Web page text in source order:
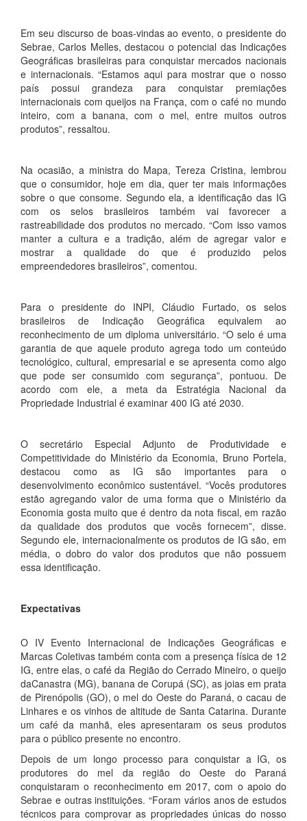
Em seu discurso de boas-vindas ao evento, o presidente do
Sebrae, Carlos Melles, destacou o potencial das Indicações
Geográficas brasileiras para conquistar mercados nacionais
e internacionais. “Estamos aqui para mostrar que o nosso
país possui grandeza para conquistar premiações
internacionais com queijos na França, com o café no mundo
inteiro, com a banana, com o mel, entre muitos outros
produtos”, ressaltou.
Na ocasião, a ministra do Mapa, Tereza Cristina, lembrou
que o consumidor, hoje em dia, quer ter mais informações
sobre o que consome. Segundo ela, a identificação das IG
com os selos brasileiros também vai favorecer a
rastreabilidade dos produtos no mercado. “Com isso vamos
manter a cultura e a tradição, além de agregar valor e
mostrar a qualidade do que é produzido pelos
empreendedores brasileiros”, comentou.
Para o presidente do INPI, Cláudio Furtado, os selos
brasileiros de Indicação Geográfica equivalem ao
reconhecimento de um diploma universitário. “O selo é uma
garantia de que aquele produto agrega todo um conteúdo
tecnológico, cultural, empresarial e se apresenta como algo
que pode ser consumido com segurança”, pontuou. De
acordo com ele, a meta da Estratégia Nacional da
Propriedade Industrial é examinar 400 IG até 2030.
O secretário Especial Adjunto de Produtividade e
Competitividade do Ministério da Economia, Bruno Portela,
destacou como as IG são importantes para o
desenvolvimento econômico sustentável. “Vocês produtores
estão agregando valor de uma forma que o Ministério da
Economia gosta muito que é dentro da nota fiscal, em razão
da qualidade dos produtos que vocês fornecem”, disse.
Segundo ele, internacionalmente os produtos de IG são, em
média, o dobro do valor dos produtos que não possuem
essa identificação.
Expectativas
O IV Evento Internacional de Indicações Geográficas e
Marcas Coletivas também conta com a presença física de 12
IG, entre elas, o café da Região do Cerrado Mineiro, o queijo
daCanastra (MG), banana de Corupá (SC), as joias em prata
de Pirenópolis (GO), o mel do Oeste do Paraná, o cacau de
Linhares e os vinhos de altitude de Santa Catarina. Durante
um café da manhã, eles apresentaram os seus produtos
para o público presente no encontro.
Depois de um longo processo para conquistar a IG, os
produtores do mel da região do Oeste do Paraná
conquistaram o reconhecimento em 2017, com o apoio do
Sebrae e outras instituições. “Foram vários anos de estudos
técnicos para comprovar as propriedades únicas do nosso